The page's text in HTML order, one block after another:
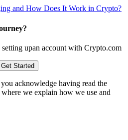
upan account with Crypto.com
Get Started
acknowledge having read the
where we explain how we use and